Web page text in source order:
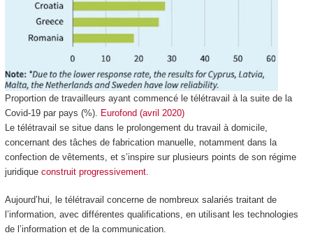
Proportion de travailleurs ayant commencé le télétravail à la suite de la
Covid-19 par pays (%). Eurofond (avril 2020)
Le télétravail se situe dans le prolongement du travail à domicile,
concernant des tâches de fabrication manuelle, notamment dans la
confection de vêtements, et s’inspire sur plusieurs points de son régime
juridique construit progressivement.
Aujourd’hui, le télétravail concerne de nombreux salariés traitant de
l’information, avec différentes qualifications, en utilisant les technologies
de l’information et de la communication.